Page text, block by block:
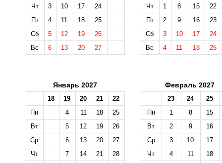
Чт
3 10 17
24
Пт
4 11 18
25
Сб
5 12 19
26
Вс
6 13 20 27
Чт
1 8 15
22
Пт
2 9 16
23
Сб
3 10 17
24
Вс
4 11 18 25
Январь 2027
18 19 20 21
22
Пн
4 11 18
25
Вт
5 12 19
26
Ср
6 13 20
27
Чт
7 14 21
28
Февраль 2027
23 24
25
Пн
1 8
15
Вт
2 9
16
Ср
3 10
17
Чт
4 11
18